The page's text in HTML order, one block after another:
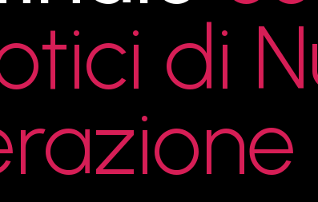
di